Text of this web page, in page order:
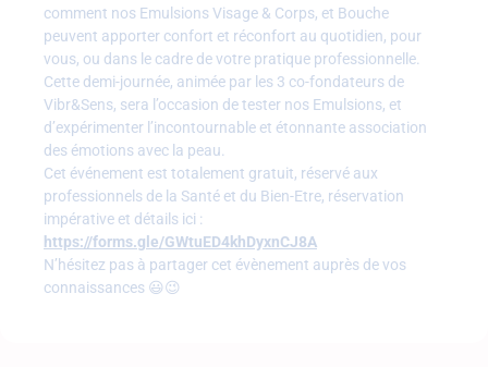
comment nos Emulsions Visage & Corps, et Bouche
peuvent apporter confort et réconfort au quotidien, pour
vous, ou dans le cadre de votre pratique professionnelle.
Cette demi-journée, animée par les 3 co-fondateurs de
Vibr&Sens, sera l’occasion de tester nos Emulsions, et
d’expérimenter l’incontournable et étonnante association
des émotions avec la peau.
Cet événement est totalement gratuit, réservé aux
professionnels de la Santé et du Bien-Etre, réservation
impérative et détails ici :
https://forms.gle/GWtuED4khDyxnCJ8A
N’hésitez pas à partager cet évènement auprès de vos
connaissances 😃😉